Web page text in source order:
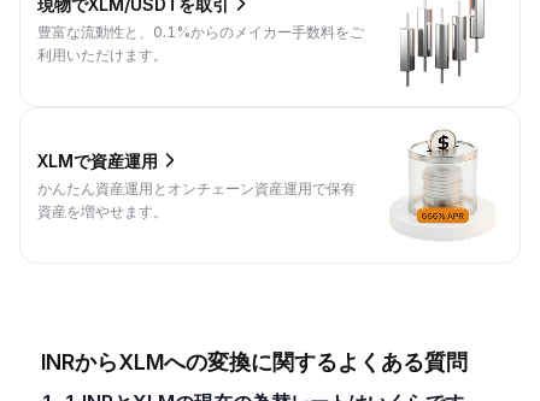
豊富な流動性と、0.1%からのメイカー手数料をご
利用いただけます。
XLMで資産運用
かんたん資産運用とオンチェーン資産運用で保有
資産を増やせます。
INRからXLMへの変換に関するよくある質問